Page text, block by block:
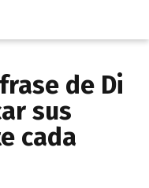
de Di
sus
cada